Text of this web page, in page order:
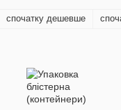
спочатку дешевше